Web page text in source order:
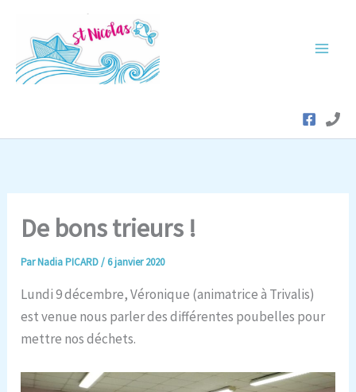
contenu
De bons trieurs !
ParNadia PICARD/ 6 janvier 2020
Lundi 9 décembre, Véronique (animatrice à Trivalis)
est venue nous parler des différentes poubelles pour
mettre nos déchets.